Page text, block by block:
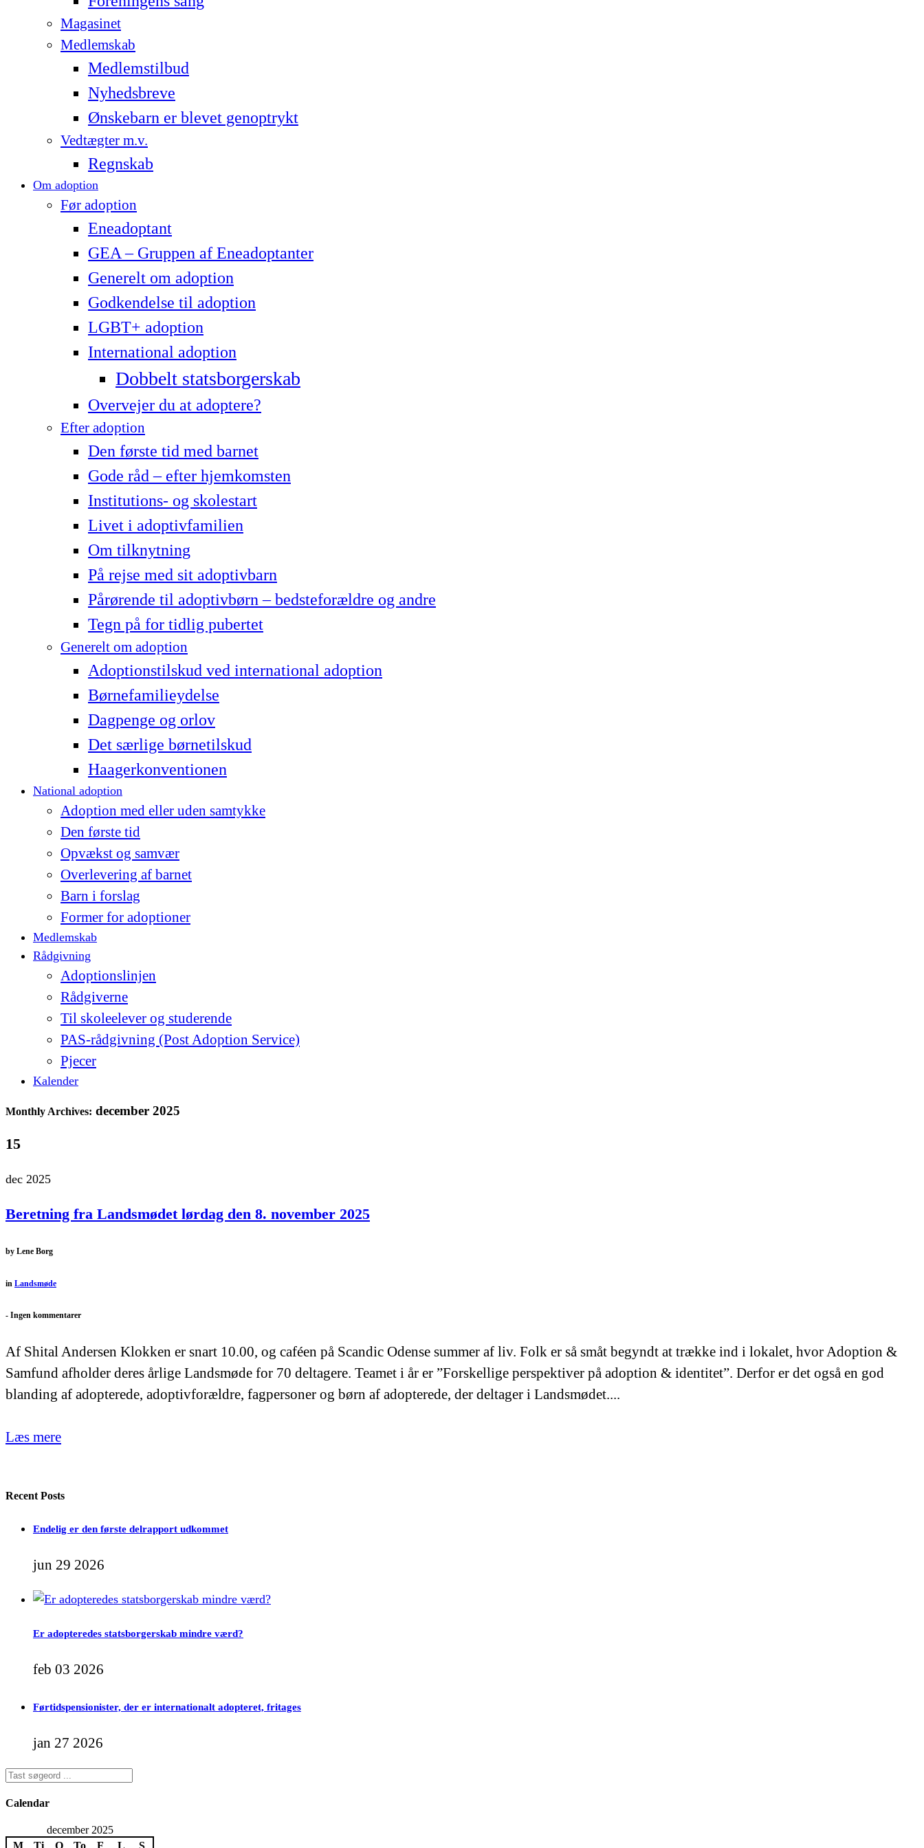
Magasinet
Medlemskab
Medlemstilbud
Nyhedsbreve
Ønskebarn er blevet genoptrykt
Vedtægter m.v.
Regnskab
Om adoption
Før adoption
Eneadoptant
GEA – Gruppen af Eneadoptanter
Generelt om adoption
Godkendelse til adoption
LG­BT+ adoption
International adoption
Dobbelt statsborgerskab
Overvejer du at adoptere?
Efter adoption
Den første tid med barnet
Gode råd – efter hjemkomsten
Institutions- og skolestart
Livet i adoptivfamilien
Om tilknytning
På rejse med sit adoptivbarn
Pårørende til adoptivbørn – bedsteforældre og andre
Tegn på for tidlig pubertet
Generelt om adoption
Adoptionstilskud ved international adoption
Børnefamilieydelse
Dagpenge og orlov
Det særlige børnetilskud
Haagerkonventionen
National adoption
Adoption med eller uden samtykke
Den første tid
Opvækst og samvær
Overlevering af barnet
Barn i forslag
Former for adoptioner
Medlemskab
Rådgivning
Adoptionslinjen
Rådgiverne
Til skoleelever og studerende
PAS-rådgivning (Post Adoption Service)
Pjecer
Kalender
Monthly Archives: december 2025
15
dec 2025
Beretning fra Landsmødet lørdag den 8. november 2025
by Lene Borg
in Landsmøde
- Ingen kommentarer
Af Shital Andersen Klokken er snart 10.00, og caféen på Scandic Odense summer af liv. Folk er så småt begyndt at trække ind i lokalet, hvor Adoption &
Samfund afholder deres årlige Landsmøde for 70 deltagere. Teamet i år er ”Forskellige perspektiver på adoption & identitet”. Derfor er det også en god
blanding af adopterede, adoptivforældre, fagpersoner og børn af adopterede, der deltager i Landsmødet....
Læs mere
Recent Posts
Endelig er den første delrapport udkommet
jun 29 2026
Er adopteredes statsborgerskab mindre værd?
feb 03 2026
Førtidspensionister, der er internationalt adopteret, fritages
jan 27 2026
Calendar
december 2025